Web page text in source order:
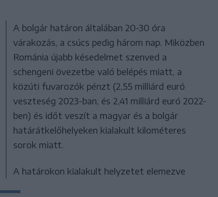
A bolgár határon általában 20-30 óra
várakozás, a csúcs pedig három nap. Miközben
Románia újabb késedelmet szenved a
schengeni övezetbe való belépés miatt, a
közúti fuvarozók pénzt (2,55 milliárd euró
veszteség 2023-ban, és 2,41 milliárd euró 2022-
ben) és időt veszít a magyar és a bolgár
határátkelőhelyeken kialakult kilométeres
sorok miatt.
A határokon kialakult helyzetet elemezve